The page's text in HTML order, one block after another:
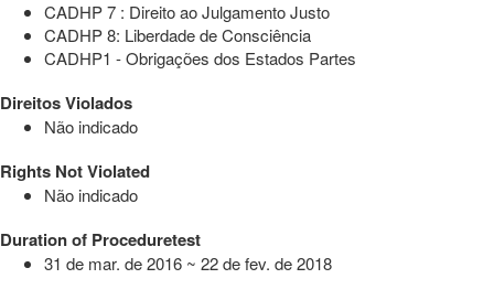
CADHP 7 : Direito ao Julgamento Justo
CADHP 8: Liberdade de Consciência
CADHP1 - Obrigações dos Estados Partes
Direitos Violados
Não indicado
Rights Not Violated
Não indicado
Duration of Proceduretest
31 de mar. de 2016 ~ 22 de fev. de 2018